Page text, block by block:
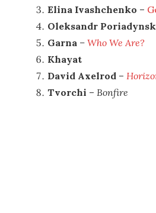
Elina Ivashchenko –
Oleksandr
Garna – Who We Are?
Khayat
David Axelrod –
Tvorchi – Bonfire